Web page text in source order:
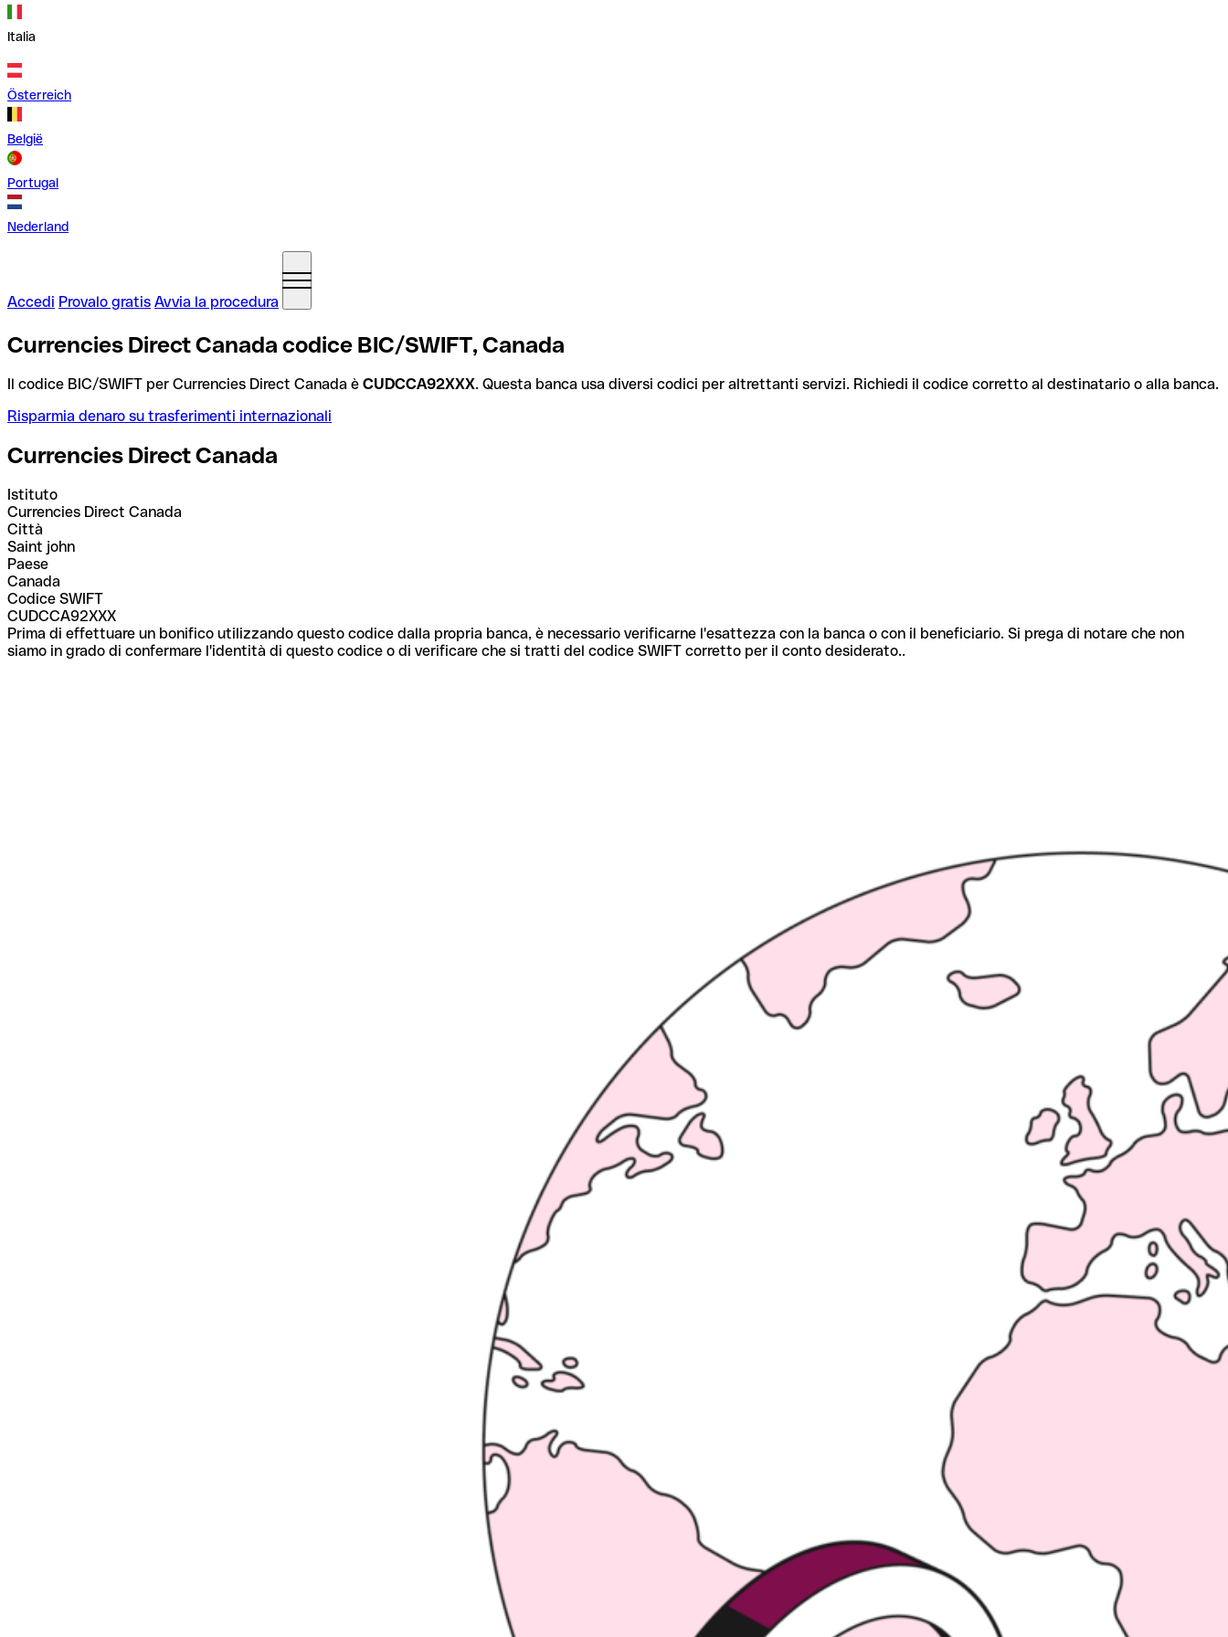
Italia
Österreich
België
Portugal
Nederland
Accedi Provalo gratis Avvia la procedura
Currencies Direct Canada codice BIC/SWIFT, Canada
Il codice BIC/SWIFT per Currencies Direct Canada è CUDCCA92XXX. Questa banca usa diversi codici per altrettanti servizi. Richiedi il codice corretto al destinatario o alla banca.
Risparmia denaro su trasferimenti internazionali
Currencies Direct Canada
Istituto
Currencies Direct Canada
Città
Saint john
Paese
Canada
Codice SWIFT
CUDCCA92XXX
Prima di effettuare un bonifico utilizzando questo codice dalla propria banca, è necessario verificarne l'esattezza con la banca o con il beneficiario. Si prega di notare che non
siamo in grado di confermare l'identità di questo codice o di verificare che si tratti del codice SWIFT corretto per il conto desiderato..